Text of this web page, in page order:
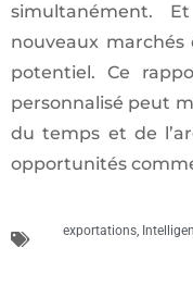
simultanément.
nouveaux
potentiel. Ce
personnalisé peut
du temps et de
opportunités
exportations,